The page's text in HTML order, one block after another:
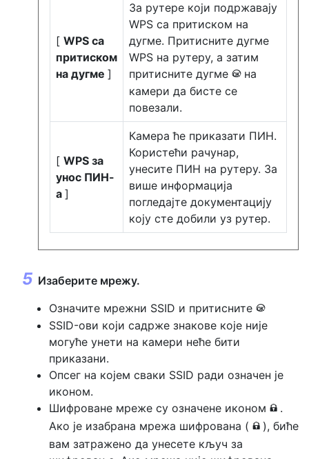
[ WPS са
притиском
на дугме ]
За рутере који подржавају
WPS са притиском на
дугме. Притисните дугме
WPS на рутеру, а затим
притисните дугме J на
камери да бисте се
повезали.
[ WPS за
унос ПИН-
а ]
Камера ће приказати ПИН.
Користећи рачунар,
унесите ПИН на рутеру. За
више информација
погледајте документацију
коју сте добили уз рутер.
Изаберите мрежу.
Означите мрежни SSID и притисните J
SSID-ови који садрже знакове које није
могуће унети на камери неће бити
приказани.
Опсег на којем сваки SSID ради означен је
иконом.
Шифроване мреже су означене иконом h .
Ако је изабрана мрежа шифрована ( h ), биће
вам затражено да унесете кључ за